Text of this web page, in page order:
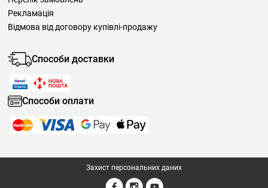
Рекламація
Відмова від договору купівлі-продажу
Способи доставки
Способи оплати
Захист персональних даних